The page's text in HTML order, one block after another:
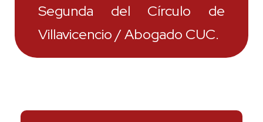
Segunda del Círculo de
Villavicencio / Abogado CUC.